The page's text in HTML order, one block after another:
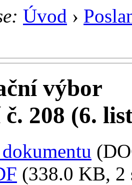
Úvod ›
výbor
č. 208 (6.
(338.0 KB, 2